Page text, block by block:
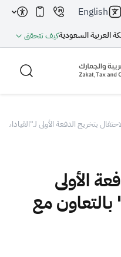
العربية السعوديةكيف تتحقق
English
بتخريج الدفعة الأولى
الأولى
بالتعاون مع